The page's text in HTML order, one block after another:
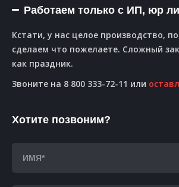
Работаем только с ИП, юр
Кстати, у нас целое производство,
сделаем что пожелаете. Сложный
как праздник.
Звоните на 8 800 333-72-11 или
Хотите позвоним?